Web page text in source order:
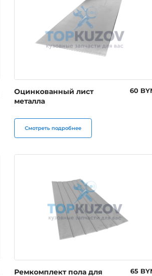
Оцинкованный лист
металла
60
Смотреть подробнее
Ремкомплект пола для
65